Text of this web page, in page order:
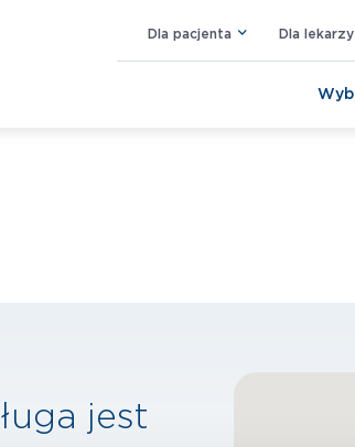
Dla pacjenta Dla lekarzy
jest